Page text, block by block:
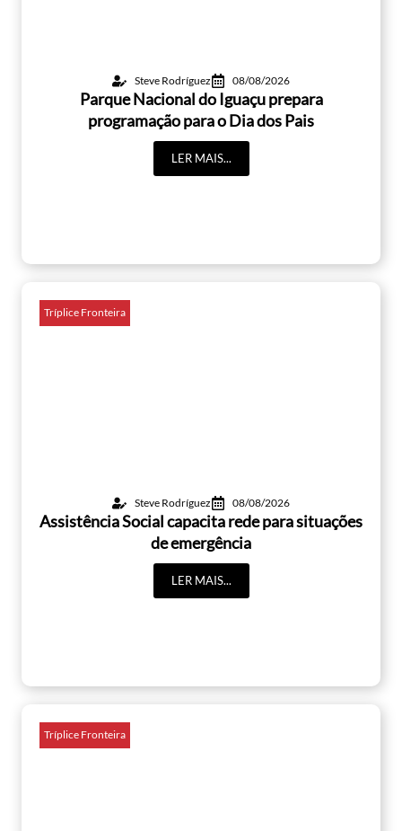
Steve Rodríguez 08/08/2026
Parque Nacional do Iguaçu prepara
programação para o Dia dos Pais
LER MAIS...
Tríplice Fronteira
Steve Rodríguez 08/08/2026
Assistência Social capacita rede para situações
de emergência
LER MAIS...
Tríplice Fronteira